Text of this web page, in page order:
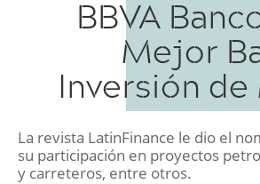
BBVA
Mejor
Inversión
La revista LatinFinance le dio el
su participación en proyectos
y carreteros, entre otros.